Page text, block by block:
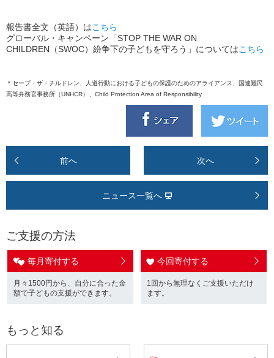
報告書全文（英語）はこちら
グローバル・キャンペーン「STOP THE WAR ON
CHILDREN（SWOC）紛争下の子どもを守ろう」についてはこちら
＊セーブ・ザ・チルドレン、人道行動における子どもの保護のためのアライアンス、国連難民
高等弁務官事務所（UNHCR）、Child Protection Area of Responsibility
前へ 次へ
ニュース一覧へ
ご支援の方法
毎月寄付する
月々1500円から、自分に合った金
額で子どもの支援ができます。
今回寄付する
1回から無理なくご支援いただけ
ます。
もっと知る